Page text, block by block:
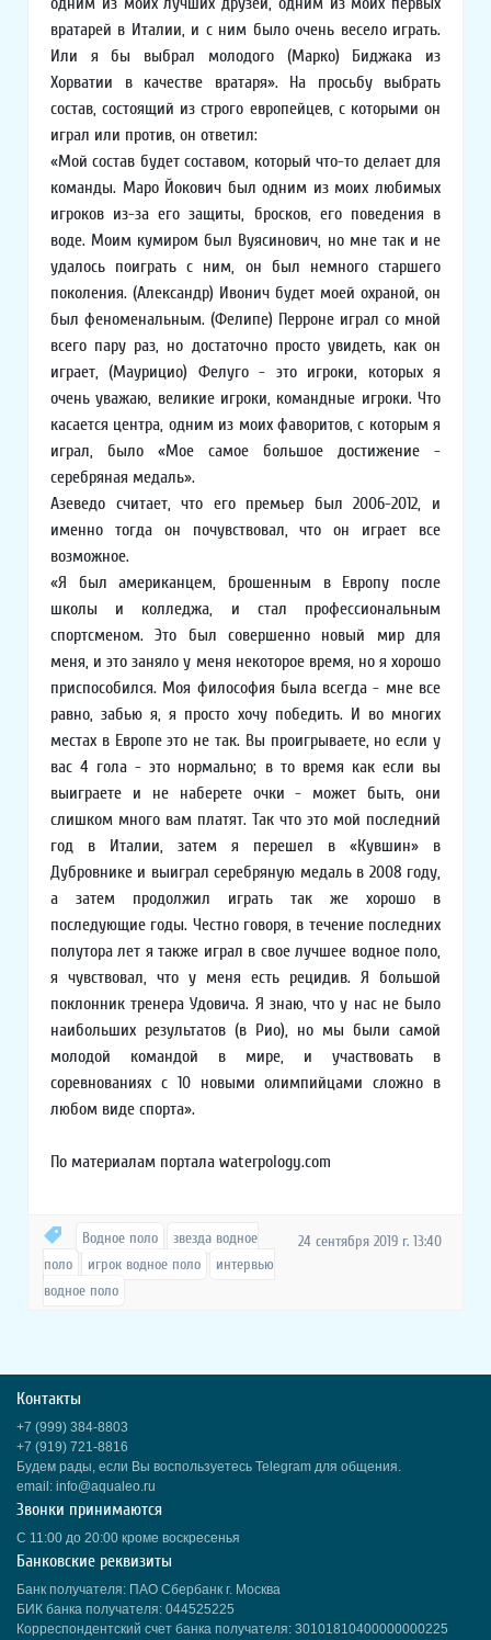
вратарей в Италии, и с ним было очень весело играть.
Или я бы выбрал молодого (Марко) Биджака из
Хорватии в качестве вратаря». На просьбу выбрать
состав, состоящий из строго европейцев, с которыми он
играл или против, он ответил:
«Мой состав будет составом, который что-то делает для
команды. Маро Йокович был одним из моих любимых
игроков из-за его защиты, бросков, его поведения в
воде. Моим кумиром был Вуясинович, но мне так и не
удалось поиграть с ним, он был немного старшего
поколения. (Александр) Ивонич будет моей охраной, он
был феноменальным. (Фелипе) Перроне играл со мной
всего пару раз, но достаточно просто увидеть, как он
играет, (Маурицио) Фелуго - это игроки, которых я
очень уважаю, великие игроки, командные игроки. Что
касается центра, одним из моих фаворитов, с которым я
играл, было «Мое самое большое достижение -
серебряная медаль».
Азеведо считает, что его премьер был 2006-2012, и
именно тогда он почувствовал, что он играет все
возможное.
«Я был американцем, брошенным в Европу после
школы и колледжа, и стал профессиональным
спортсменом. Это был совершенно новый мир для
меня, и это заняло у меня некоторое время, но я хорошо
приспособился. Моя философия была всегда - мне все
равно, забью я, я просто хочу победить. И во многих
местах в Европе это не так. Вы проигрываете, но если у
вас 4 гола - это нормально; в то время как если вы
выиграете и не наберете очки - может быть, они
слишком много вам платят. Так что это мой последний
год в Италии, затем я перешел в «Кувшин» в
Дубровнике и выиграл серебряную медаль в 2008 году,
а затем продолжил играть так же хорошо в
последующие годы. Честно говоря, в течение последних
полутора лет я также играл в свое лучшее водное поло,
я чувствовал, что у меня есть рецидив. Я большой
поклонник тренера Удовича. Я знаю, что у нас не было
наибольших результатов (в Рио), но мы были самой
молодой командой в мире, и участвовать в
соревнованиях с 10 новыми олимпийцами сложно в
любом виде спорта».
По материалам портала waterpology.com
24 сентября 2019 г. 13:40
Водное поло
звезда водное
поло
игрок водное поло
интервью
водное поло
Контакты
+7 (999) 384-8803
+7 (919) 721-8816
Будем рады, если Вы воспользуетесь Telegram для общения.
email: info@aqualeo.ru
Звонки принимаются
С 11:00 до 20:00 кроме воскресенья
Банковские реквизиты
Банк получателя: ПАО Сбербанк г. Москва
БИК банка получателя: 044525225
Корреспондентский счет банка получателя: 30101810400000000225